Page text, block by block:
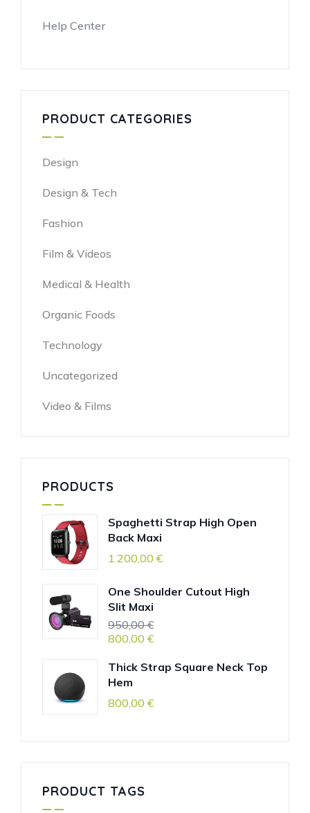
Help Center
PRODUCT CATEGORIES
Design
Design & Tech
Fashion
Film & Videos
Medical & Health
Organic Foods
Technology
Uncategorized
Video & Films
PRODUCTS
Spaghetti Strap High Open
Back Maxi
1.200,00 €
One Shoulder Cutout High
Slit Maxi
950,00€
800,00 €
Thick Strap Square Neck Top
Hem
800,00 €
PRODUCT TAGS